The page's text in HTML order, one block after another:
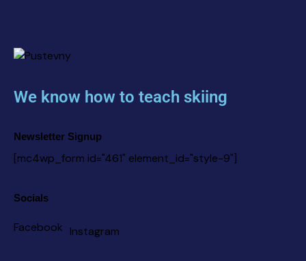
We know how to teach skiing
Newsletter Signup
[mc4wp_form id="461" element_id="style-9"]
Socials
Facebook Instagram